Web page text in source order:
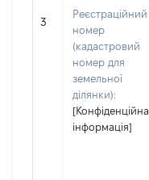
3
Реєстраційний
номер
(кадастровий
номер для
земельної
ділянки):
[Конфіденційна
інформація]